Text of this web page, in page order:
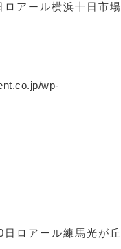
ロアール横浜十日市場
wp-
日 ロアール練馬光が丘